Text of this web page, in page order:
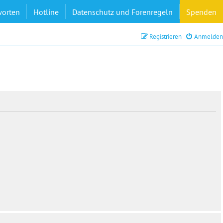
Hotline Datenschutz und Forenregeln Spenden
Anmelden
Registrieren